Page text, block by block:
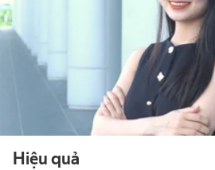
Hiệu quả